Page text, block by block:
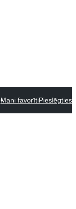
Mani favorītiPieslēgties